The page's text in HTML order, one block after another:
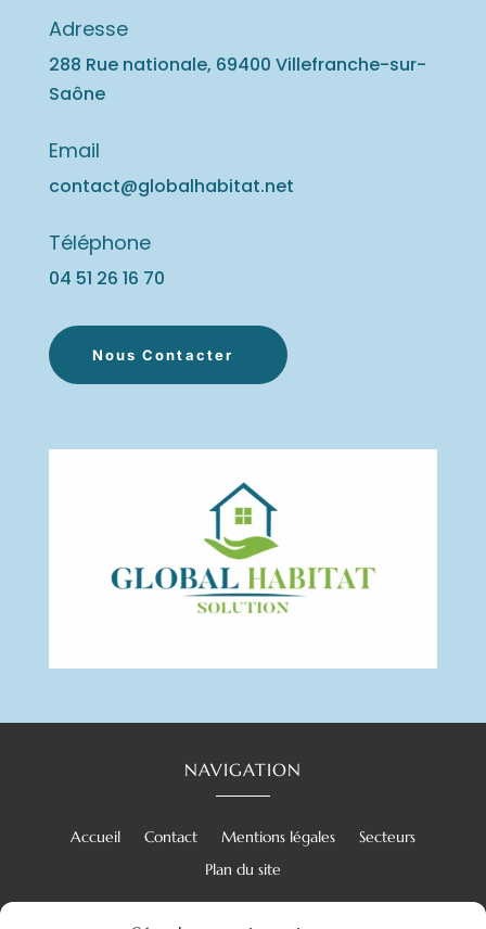
Adresse
288 Rue nationale, 69400 Villefranche-sur-
Saône
Email
contact@globalhabitat.net
Téléphone
04 51 26 16 70
Nous Contacter
NAVIGATION
Accueil Contact Mentions légales
Secteurs
Plan du site